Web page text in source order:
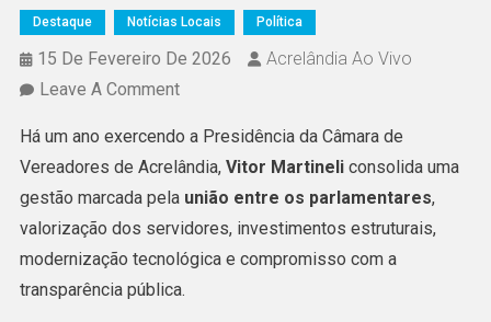
Destaque Notícias Locais Política
15 De Fevereiro De 2026
Acrelândia Ao Vivo
Leave A CommentOn
Completa
Há um ano exercendo a Presidência da Câmara de
Vereadores de Acrelândia, Vitor Martineliconsolida uma
gestão marcada pela união entre os parlamentares,
valorização dos servidores, investimentos estruturais,
modernização tecnológica e compromisso com a
transparência pública.